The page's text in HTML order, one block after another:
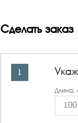
Сделать заказ
1
Длина,